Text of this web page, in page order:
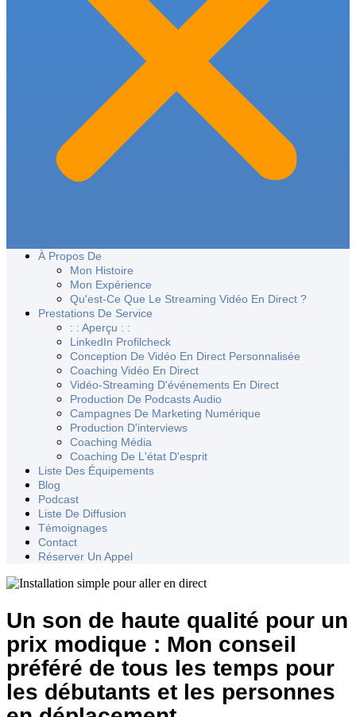
À Propos De
Mon Histoire
Mon Expérience
Qu'est-Ce Que Le Streaming Vidéo En Direct ?
Prestations De Service
: : Aperçu : :
LinkedIn Profilcheck
Conception De Vidéo En Direct Personnalisée
Coaching Vidéo En Direct
Vidéo-Streaming D'événements En Direct
Production De Podcasts Audio
Campagnes De Marketing Numérique
Production D'interviews
Coaching Média
Coaching De L'état D'esprit
Liste Des Équipements
Blog
Podcast
Liste De Diffusion
Témoignages
Contact
Réserver Un Appel
Un son de haute qualité pour un
prix modique : Mon conseil
préféré de tous les temps pour
les débutants et les personnes